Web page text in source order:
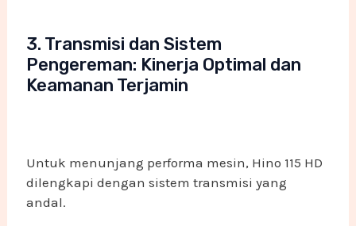
3. Transmisi dan Sistem
Pengereman: Kinerja Optimal dan
Keamanan Terjamin
Untuk menunjang performa mesin, Hino 115 HD
dilengkapi dengan sistem transmisi yang
andal.